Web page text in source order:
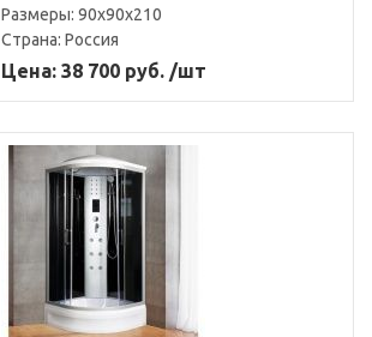
Размеры: 90x90x210
Страна: Россия
Цена: 38 700 руб. /шт